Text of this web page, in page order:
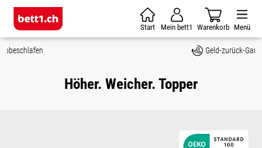
Zum Hauptinhalt springen
Start Mein bett1 Warenkorb Menü
Höher. Weicher. Topper